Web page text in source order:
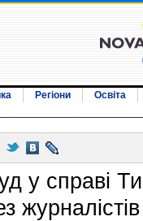
Регіони
Освіта
у справі